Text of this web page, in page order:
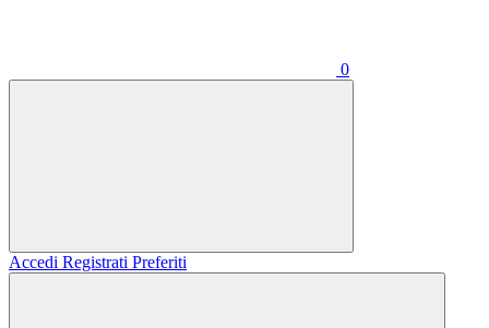
0
Accedi Registrati Preferiti